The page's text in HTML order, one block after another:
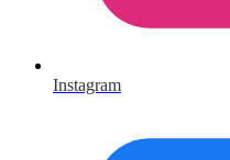
Instagram